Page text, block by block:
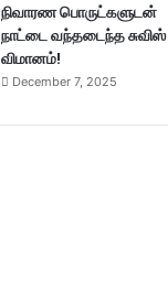
நிவாரண பொருட்களுடன்
நாட்டை வந்தடைந்த சுவிஸ்
விமானம்!
December 7, 2025